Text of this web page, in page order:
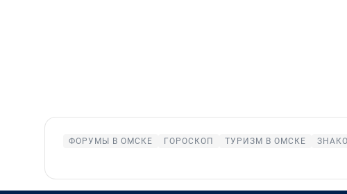
ФОРУМЫ В ОМСКЕ ГОРОСКОП ТУРИЗМ В ОМСКЕ